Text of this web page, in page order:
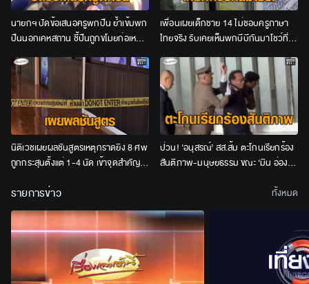
นายกฯ ปัดข้อเสนอครูพกปืน ย้ำเข้มพก
ปืนนอกเคหสถาน ชี้ปืนถูกขโมยก่อเหตุ
เจ้าของรับผิดร่วม
เพื่อนเผยเด็กชาย 14 ไม่ชอบครูภาษา
ไทยจริง รับเคยเห็นพกบีบีกันมาโชว์ที่
โรงเรียน ยันไม่มีการบูลลี่
นิติเวชเผยผลชันสูตรเหตุกราดยิง 8 ศพ
ถูกกระสุนตั้งแต่ 1-4 นัด เข้าจุดสำคัญ
ป่วน! ‘อนุสรณ์’ สส.ส้ม ตะโกนเรียกร้อง
สันติภาพ-มนุษยธรรม ขณะ ‘มิน อ่อง
รายการข่าว ทั้งหมด